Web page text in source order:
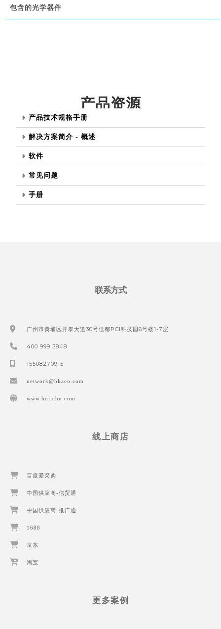
包含的光学器件
产品资源
产品技术规格手册
解决方案简介 - 概述
软件
常见问题
手册
联系方式
广州市黄埔区开泰大道30号佳都PCI科技园6号楼1-7层
400 999 3848
15508270915
network@hkaco.com
www.hojichu.com
线上商店
百度爱采购
中国供应商-信贸通
中国供应商-推广通
1688
京东
淘宝
更多案例